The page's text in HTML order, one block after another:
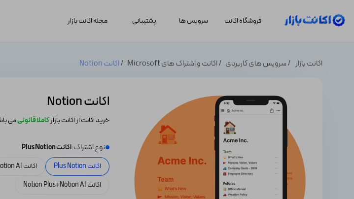
فروشگاه اکانت سرویس ها پشتیبانی مجله اکانت بازار
اکانت بازار سرویس های کاربردی اکانت و اشتراک های Microsoft اکانت Notion
اکانت Notion
خرید اکانت از اکانت بازارکاملا قانونیمی
نوع اشتراک:اکانت Plus Notion
اکانت Plus Notion
اکانت Notion AI
اکانت Notion Plus+Notion AI